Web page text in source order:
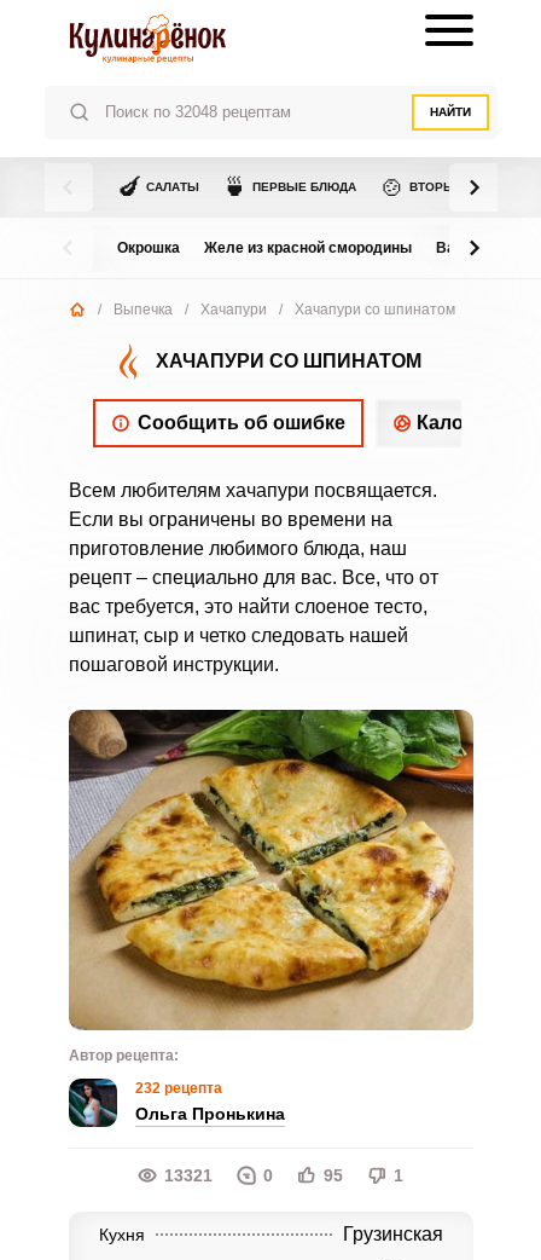
НАЙТИ
🍆 САЛАТЫ 🍵 ПЕРВЫЕ БЛЮДА 🍲 ВТОРЫЕ БЛЮДА
Окрошка Желе из красной смородины Варенье из
/ Выпечка / Хачапури / Хачапури со шпинатом
ХАЧАПУРИ СО ШПИНАТОМ
Сообщить об ошибке
Всем любителям хачапури посвящается.
Если вы ограничены во времени на
приготовление любимого блюда, наш
рецепт – специально для вас. Все, что от
вас требуется, это найти слоеное тесто,
шпинат, сыр и четко следовать нашей
пошаговой инструкции.
Автор рецепта:
232 рецепта
Ольга Пронькина
13321 0 95 1
Кухня Грузинская